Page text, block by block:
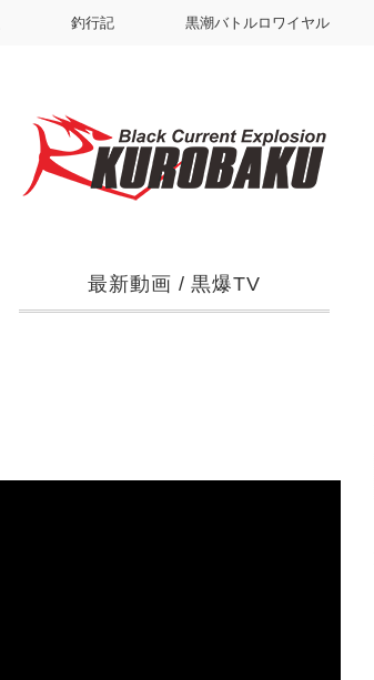
釣行記 黒潮バトルロワイヤル
最新動画 /黒爆TV